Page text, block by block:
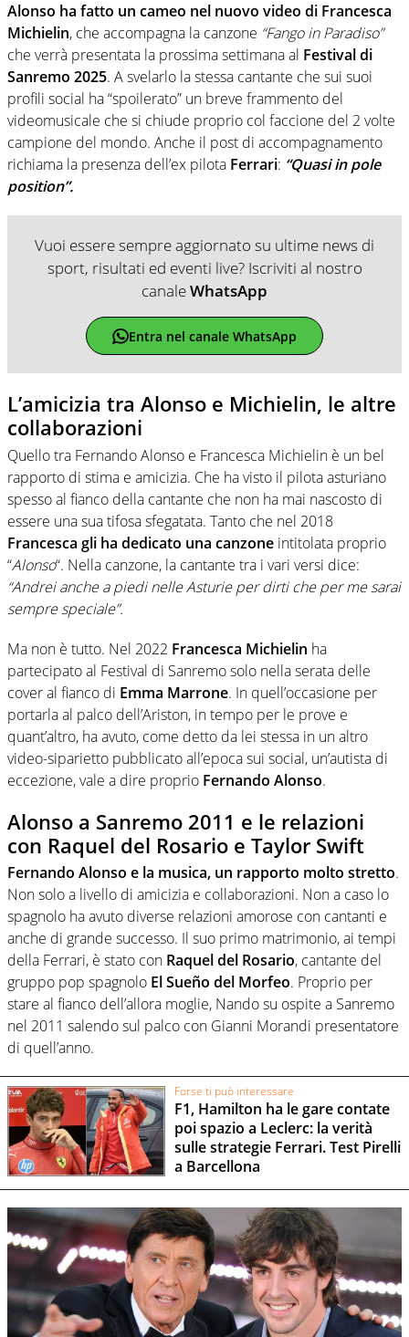
Alonso ha fatto un cameo nel nuovo video di Francesca
Michielin, che accompagna la canzone “Fango in Paradiso”
che verrà presentata la prossima settimana al Festival di
Sanremo 2025. A svelarlo la stessa cantante che sui suoi
profili social ha “spoilerato” un breve frammento del
videomusicale che si chiude proprio col faccione del 2 volte
campione del mondo. Anche il post di accompagnamento
richiama la presenza dell’ex pilota Ferrari: “Quasi in pole
position”.
Vuoi essere sempre aggiornato su ultime news di
sport, risultati ed eventi live? Iscriviti al nostro
canaleWhatsApp
Entra nel canale WhatsApp
L’amicizia tra Alonso e Michielin, le altre
collaborazioni
Quello tra Fernando Alonso e Francesca Michielin è un bel
rapporto di stima e amicizia. Che ha visto il pilota asturiano
spesso al fianco della cantante che non ha mai nascosto di
essere una sua tifosa sfegatata. Tanto che nel 2018
Francesca gli ha dedicato una canzone intitolata proprio
“Alonso“. Nella canzone, la cantante tra i vari versi dice:
“Andrei anche a piedi nelle Asturie per dirti che per me sarai
sempre speciale”.
Ma non è tutto. Nel 2022 Francesca Michielin ha
partecipato al Festival di Sanremo solo nella serata delle
cover al fianco di Emma Marrone. In quell’occasione per
portarla al palco dell’Ariston, in tempo per le prove e
quant’altro, ha avuto, come detto da lei stessa in un altro
video-siparietto pubblicato all’epoca sui social, un’autista di
eccezione, vale a dire proprio Fernando Alonso.
Alonso a Sanremo 2011 e le relazioni
con Raquel del Rosario e Taylor Swift
Fernando Alonso e la musica, un rapporto molto stretto.
Non solo a livello di amicizia e collaborazioni. Non a caso lo
spagnolo ha avuto diverse relazioni amorose con cantanti e
anche di grande successo. Il suo primo matrimonio, ai tempi
della Ferrari, è stato con Raquel del Rosario, cantante del
gruppo pop spagnolo El Sueño del Morfeo. Proprio per
stare al fianco dell’allora moglie, Nando su ospite a Sanremo
nel 2011 salendo sul palco con Gianni Morandi presentatore
di quell’anno.
Forse ti può interessare
F1, Hamilton ha le gare contate
poi spazio a Leclerc: la verità
sulle strategie Ferrari. Test Pirelli
a Barcellona